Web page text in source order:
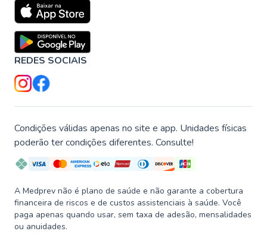
REDES SOCIAIS
Condições válidas apenas no site e app. Unidades físicas
poderão ter condições diferentes. Consulte!
A Medprev não é plano de saúde e não garante a cobertura
financeira de riscos e de custos assistenciais à saúde. Você
paga apenas quando usar, sem taxa de adesão, mensalidades
ou anuidades.